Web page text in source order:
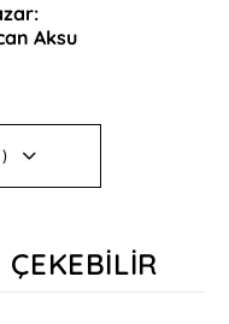
Aksu